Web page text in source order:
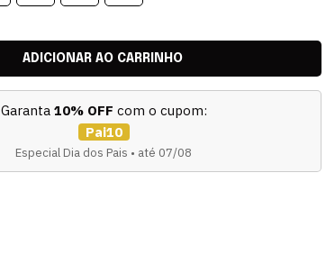
Garanta 10% OFF com o cupom:
Pai10
Especial Dia dos Pais • até 07/08